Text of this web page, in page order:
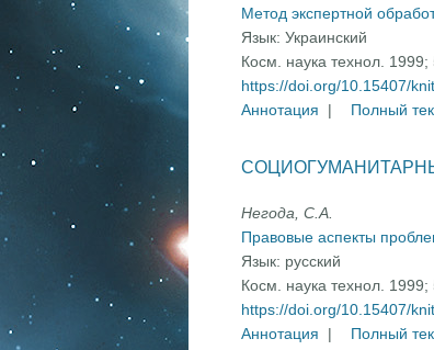
Метод экспертной
Язык: Украинский
Косм. наука технол.
https://doi.org/10.15407/
Аннотация
| Полный
Негода, С.А.
Правовые аспекты
Язык: русский
Косм. наука технол.
https://doi.org/10.15407/
Аннотация
| Полный